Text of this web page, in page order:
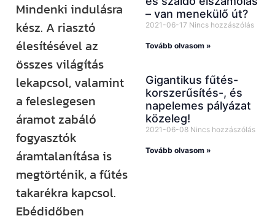
Mindenki indulásra
kész. A riasztó
élesítésével az
összes világítás
lekapcsol, valamint
a feleslegesen
áramot zabáló
fogyasztók
áramtalanítása is
megtörténik, a fűtés
takarékra kapcsol.
Ebédidőben
– van menekülő út?
2021-06-17 Nincs hozzászólás
Tovább olvasom »
Gigantikus fűtés-
korszerűsítés-, és
napelemes pályázat
közeleg!
2021-06-08 Nincs hozzászólás
Tovább olvasom »